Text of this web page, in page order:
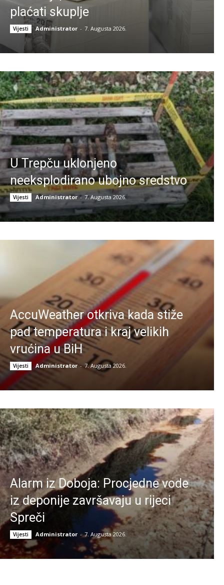
plaćati skuplje
Vijesti Administrator - 7. Augusta 2026.
U Trepču uklonjeno
neeksplodirano ubojno sredstvo
Vijesti Administrator - 7. Augusta 2026.
AccuWeather otkriva kada stiže
pad temperatura i kraj velikih
vrućina u BiH
Vijesti Administrator - 7. Augusta 2026.
Alarm iz Doboja: Procjedne vode
iz deponije završavaju u rijeci
Spreči
Vijesti Administrator - 7. Augusta 2026.